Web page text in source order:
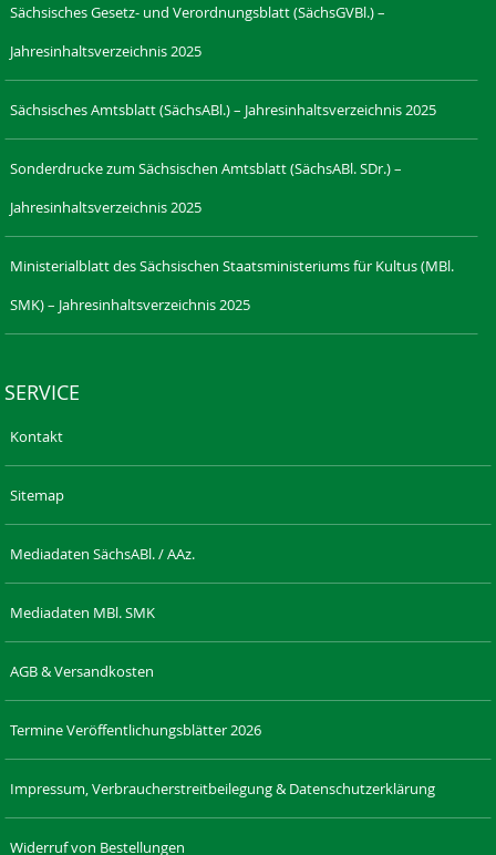
Sächsisches Gesetz- und Verordnungsblatt (SächsGVBl.) –
Jahresinhaltsverzeichnis 2025
Sächsisches Amtsblatt (SächsABl.) – Jahresinhaltsverzeichnis 2025
Sonderdrucke zum Sächsischen Amtsblatt (SächsABl. SDr.) –
Jahresinhaltsverzeichnis 2025
Ministerialblatt des Sächsischen Staatsministeriums für Kultus (MBl.
SMK) – Jahresinhaltsverzeichnis 2025
SERVICE
Kontakt
Sitemap
Mediadaten SächsABl. / AAz.
Mediadaten MBl. SMK
AGB & Versandkosten
Termine Veröffentlichungsblätter 2026
Impressum, Verbraucherstreitbeilegung & Datenschutzerklärung
Widerruf von Bestellungen